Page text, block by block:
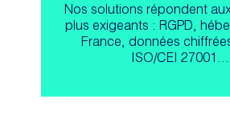
Nos solutions répondent
plus exigeants : RGPD,
France, données
ISO/CEI 27001…